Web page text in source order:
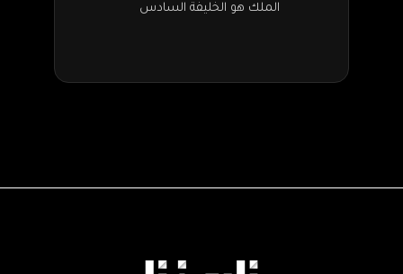
الملك هو الخليفة السادس